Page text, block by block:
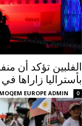
الفلبين تؤكد أن
بأستراليا زاراها
MOQEM EUROPE ADMIN 0